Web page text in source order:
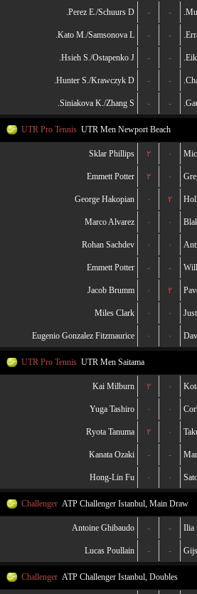
Perez E./Schuurs D. - -
Kato M./Samsonova L. - -
Hsieh S./Ostapenko J. - -
Hunter S./Krawczyk D. - -
Siniakova K./Zhang S. - -
UTR Pro Tennis UTR Men Newport Beach
Sklar Phillips ۲ ۰
Emmett Potter ۲ ۰
George Hakopian ۰ ۲
Marco Alvarez ۰ ۰
Rohan Sachdev ۰ ۰
Emmett Potter - -
Jacob Brumm ۰ ۲
Miles Clark ۰ ۰
Eugenio Gonzalez Fitzmaurice ۰ ۰
UTR Pro Tennis UTR Men Saitama
Kai Milburn ۲ ۰
Yuga Tashiro ۰ ۰
Ryota Tanuma ۲ ۰
Kanata Ozaki - -
Hong-Lin Fu ۰ ۰
Challenger ATP Challenger Istanbul, Main Draw
Antoine Ghibaudo - - Ilia
Lucas Poullain - -
Challenger ATP Challenger Istanbul, Doubles